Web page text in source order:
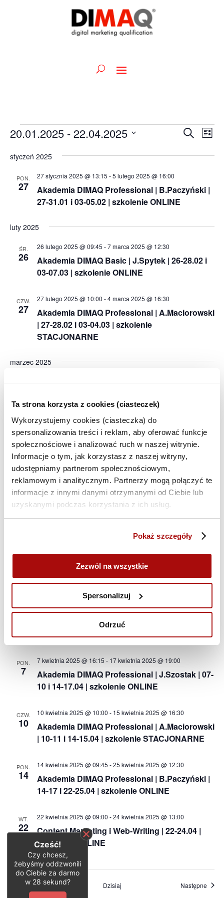
Ta strona korzysta z cookies (ciasteczek)
Wykorzystujemy cookies (ciasteczka) do
spersonalizowania treści i reklam, aby oferować funkcje
społecznościowe i analizować ruch w naszej witrynie.
Informacje o tym, jak korzystasz z naszej witryny,
udostępniamy partnerom społecznościowym,
reklamowym i analitycznym. Partnerzy mogą połączyć te
informacje z innymi danymi otrzymanymi od Ciebie lub
uzyskanymi podczas korzystania z ich usług.
Pokaż szczegóły
Zezwól na wszystkie
Spersonalizuj
Odrzuć
Wydarzenia
po
i
SzukajLista
20.01.2025 - 22.04.2025
datę.
styczeń 2025
PON.
27
Akademia DIMAQ Professional | B.Paczyński |
27-31.01 i 03-05.02 | szkolenie ONLINE
27 stycznia 2025 @ 13:15 -5 lutego 2025 @ 16:00
luty 2025
ŚR.
26
Akademia DIMAQ Basic | J.Spytek | 26-28.02 i
03-07.03 | szkolenie ONLINE
26 lutego 2025 @ 09:45 -7 marca 2025 @ 12:30
CZW.
27
Akademia DIMAQ Professional | A.Maciorowski
| 27-28.02 i 03-04.03 | szkolenie
STACJONARNE
27 lutego 2025 @ 10:00 -4 marca 2025 @ 16:30
marzec 2025
PON.
ONLINE
3 marca 2025 @ 10:00-5 marca 2025 @ 14:00
PON.
17
Akademia DIMAQ Professional | B.Paczyński |
17-21 i 24-26.03 | szkolenie ONLINE
17 marca 2025 @ 13:15 -26 marca 2025 @ 16:00
20
Akademia DIMAQ Professional | A.Maciorowski
| 20-21 i 24-25.03 | szkolenie STACJONARNE
20 marca 2025 @ 10:00 -25 marca 2025 @ 16:30
Akademia DIMAQ Professional | A.Maciorowski
| 31.03-04.04 i 07-09.04 | szkolenie ONLINE
9 kwietnia 2025 @ 12:30
PON.
Akademia DIMAQ Basic | M.Bartołd | 07-11 i 14-
16.04 | szkolenie ONLINE
7 kwietnia 2025 @ 09:45-16 kwietnia 2025 @ 12:30
PON.
7
Akademia DIMAQ Professional | J.Szostak | 07-
10 i 14-17.04 | szkolenie ONLINE
7 kwietnia 2025 @ 16:15 - 17 kwietnia 2025 @ 19:00
CZW.
10
Akademia DIMAQ Professional | A.Maciorowski
| 10-11 i 14-15.04 | szkolenie STACJONARNE
10 kwietnia 2025 @ 10:00 - 15 kwietnia 2025 @ 16:30
PON.
14
Akademia DIMAQ Professional | B.Paczyński |
14-17 i 22-25.04 | szkolenie ONLINE
14 kwietnia 2025 @ 09:45 -25 kwietnia 2025 @ 12:30
WT.
22
Content Marketing i Web-Writing | 22-24.04 |
szkolenie ONLINE
22 kwietnia 2025 @ 09:00 -24 kwietnia 2025 @ 13:00
PoprzednieWydarzenia Dzisiaj Następne
Cześć!
Czy chcesz,
żebyśmy oddzwonili
do Ciebie za darmo
w 28 sekund?